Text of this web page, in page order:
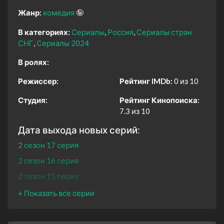
Жанр: комедия 🤪
В категориях: Сериалы Россия Сериалы стран
СНГ Сериалы 2024
В ролях:
Режиссер:
Студия:
Рейтинг IMDb: 0 из 10
Рейтинг Кинопоиска:
7.3 из 10
Дата выхода новых серий:
2 сезон 17 серия
2 сезон 16 серия
2 сезон 15 серия
2 сезон 14 серия